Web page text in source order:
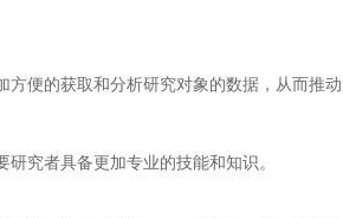
便的获取和分析研究对象的数据，从而推动
究者具备更加专业的技能和知识。